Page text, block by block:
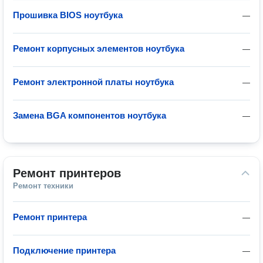
—
Прошивка BIOS ноутбука
—
Ремонт корпусных элементов ноутбука
—
Ремонт электронной платы ноутбука
—
Замена BGA компонентов ноутбука
Ремонт принтеров
Ремонт техники
—
Ремонт принтера
—
Подключение принтера